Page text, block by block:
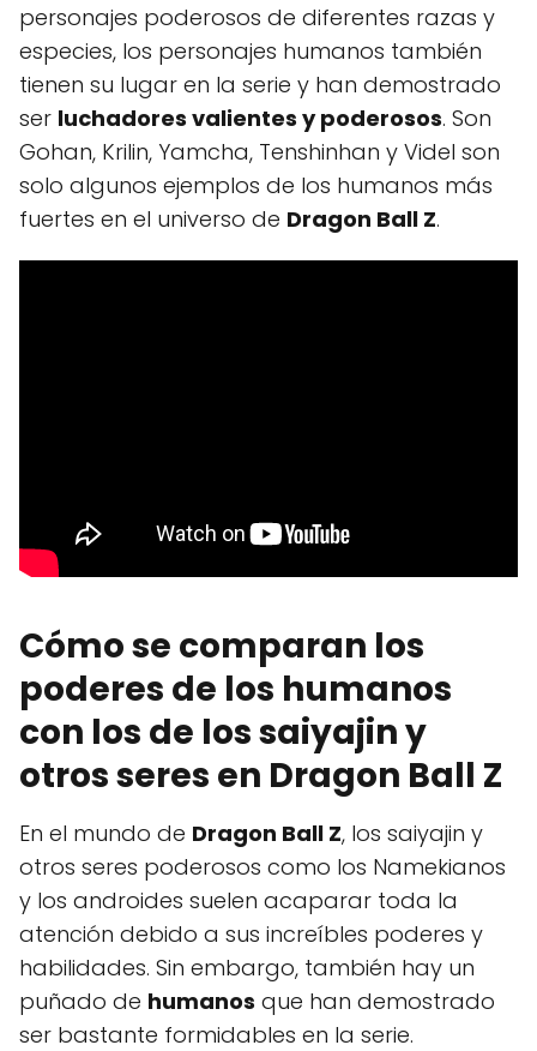
personajes poderosos de diferentes razas y
especies, los personajes humanos también
tienen su lugar en la serie y han demostrado
ser luchadores valientes y poderosos. Son
Gohan, Krilin, Yamcha, Tenshinhan y Videl son
solo algunos ejemplos de los humanos más
fuertes en el universo de Dragon Ball Z.
Cómo se comparan los
poderes de los humanos
con los de los saiyajin y
otros seres en Dragon Ball Z
En el mundo de Dragon Ball Z, los saiyajin y
otros seres poderosos como los Namekianos
y los androides suelen acaparar toda la
atención debido a sus increíbles poderes y
habilidades. Sin embargo, también hay un
puñado de humanos que han demostrado
ser bastante formidables en la serie.